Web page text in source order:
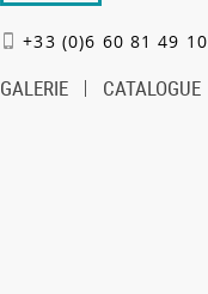
+33 (0)6 60 81 49 10
GALERIE CATALOGUE